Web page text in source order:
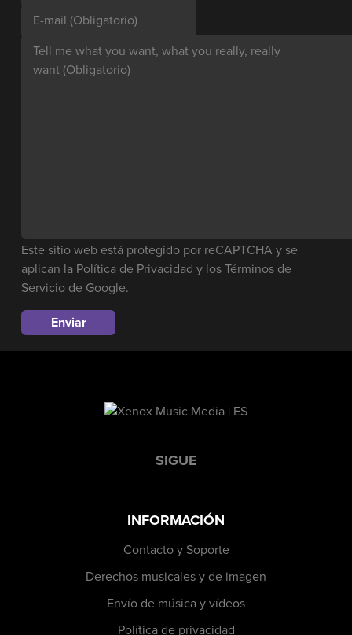
E-mail (Obligatorio)
Tell me what you want, what you really, really
want (Obligatorio)
Este sitio web está protegido por reCAPTCHA y se
aplican la Política de Privacidad y losTérminos de
Servicio de Google.
SIGUE
INFORMACIÓN
Contacto y Soporte
Derechos musicales y de imagen
Envío de música y vídeos
Política de privacidad